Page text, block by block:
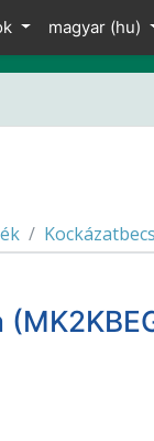
magyar ‎(hu)‎